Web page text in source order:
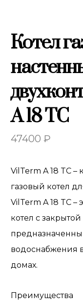
Котел
A 18 TC
47400₽
VilTerm A 18 TC
газовый котел
VilTerm A 18 TC –
котел с
водоснабжения
домах.
Преимущества